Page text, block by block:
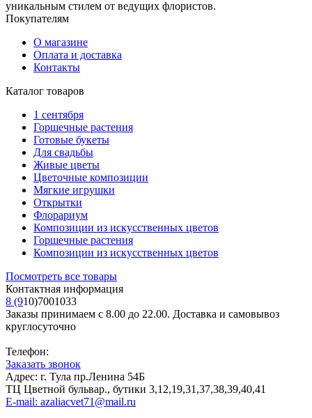
уникальным стилем от ведущих флористов.
Покупателям
О магазине
Оплата и доставка
Контакты
Каталог товаров
1 сентября
Горшечные растения
Готовые букеты
Для свадьбы
Живые цветы
Цветочные композиции
Мягкие игрушки
Открытки
Флорариум
Композиции из искусственных цветов
Горшечные растения
Композиции из искусственных цветов
Посмотреть все товары
Контактная информация
8 (910)7001033
Заказы принимаем с 8.00 до 22.00. Доставка и самовывоз
круглосуточно
Телефон:
Заказать звонок
Адрес: г. Тула пр.Ленина 54Б
ТЦ Цветной бульвар., бутики 3,12,19,31,37,38,39,40,41
E-mail: azaliacvet71@mail.ru